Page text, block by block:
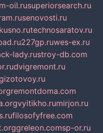
oil.rusuperiorsearch.ru
senovosti.ru
technosaratov.ru
227gp.ruwes-ex.ru
lady.rustroy-db.com
dvigremont.ru
remontdoma.com
vyitikho.rumirjon.ru
filosofyfree.com
greleon.comsp-or.ru